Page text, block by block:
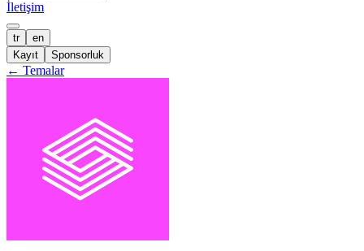
İletişim
tr
en
Kayıt
Sponsorluk
← Temalar